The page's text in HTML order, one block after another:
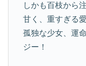
しかも百枝から
甘く、重すぎる
孤独な少女、運
ジー！